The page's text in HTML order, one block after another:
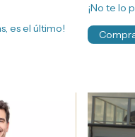
es el último!
¡No te lo